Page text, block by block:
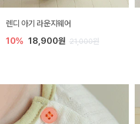
렌디 아기 라운지웨어
10% 18,900원 21,000원